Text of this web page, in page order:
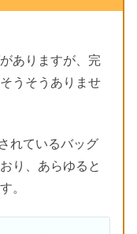
ありますが、完
うそうありませ
れているバッグ
り、あらゆると
。